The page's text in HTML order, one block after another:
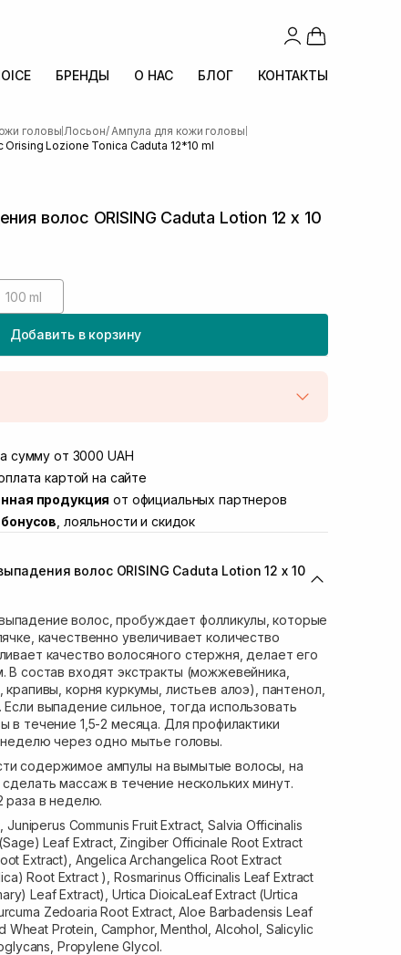
БРЕНДЫ О НАС БЛОГ КОНТАКТЫ
головы Лосьон/ Ампула для кожи головы
Lozione Tonica Caduta 12*10 ml
волос ORISING Caduta Lotion 12 х 10
100 ml
Добавить в корзину
4
Академика Подстригача, 1В (Duck's
Франко 36) В наличии
Степана Бандеры 43 В наличии
Кулика и Гудачека 23 (ТЦ Экватор) В наличии
сумму от 3000 UAH
картой на сайте
продукция от официальных партнеров
, лояльности и скидок
волос ORISING Caduta Lotion 12 х 10
волос, пробуждает фолликулы, которые
качественно увеличивает количество
качество волосяного стержня, делает его
В состав входят экстракты (можжевейника,
корня куркумы, листьев алоэ), пантенол,
выпадение сильное, тогда использовать
в течение 1,5-2 месяца. Для профилактики
через одно мытье головы.
содержимое ампулы на вымытые волосы, на
массаж в течение нескольких минут.
раза в неделю.
Juniperus Communis Fruit Extract, Salvia Officinalis
Leaf Extract, Zingiber Officinale Root Extract
Extract), Angelica Archangelica Root Extract
Root Extract ), Rosmarinus Officinalis Leaf Extract
Leaf Extract), Urtica DioicaLeaf Extract (Urtica
Zedoaria Root Extract, Aloe Barbadensis Leaf
Wheat Protein, Camphor, Menthol, Alcohol, Salicylic
Propylene Glycol.